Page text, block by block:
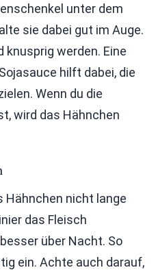
unter dem
sie dabei gut im Auge.
knusprig werden. Eine
hilft dabei, die
Wenn du die
wird das Hähnchen
Hähnchen nicht lange
das Fleisch
über Nacht. So
ein. Achte auch darauf,